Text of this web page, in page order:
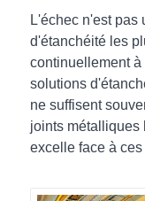
L'échec n'est pas
d'étanchéité les
continuellement
solutions
ne suffisent
joints métalliques
excelle face à